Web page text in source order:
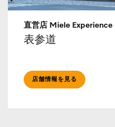
直営店 Miele Experience
表参道
店舗情報を見る